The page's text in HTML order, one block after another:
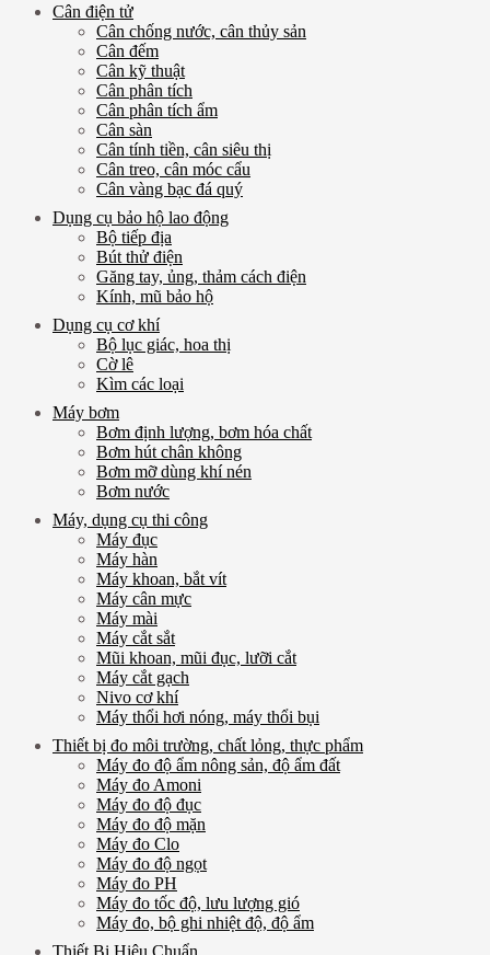
Cân điện tử
Cân chống nước, cân thủy sản
Cân đếm
Cân kỹ thuật
Cân phân tích
Cân phân tích ẩm
Cân sàn
Cân tính tiền, cân siêu thị
Cân treo, cân móc cẩu
Cân vàng bạc đá quý
Dụng cụ bảo hộ lao động
Bộ tiếp địa
Bút thử điện
Găng tay, ủng, thảm cách điện
Kính, mũ bảo hộ
Dụng cụ cơ khí
Bộ lục giác, hoa thị
Cờ lê
Kìm các loại
Máy bơm
Bơm định lượng, bơm hóa chất
Bơm hút chân không
Bơm mỡ dùng khí nén
Bơm nước
Máy, dụng cụ thi công
Máy đục
Máy hàn
Máy khoan, bắt vít
Máy cân mực
Máy mài
Máy cắt sắt
Mũi khoan, mũi đục, lưỡi cắt
Máy cắt gạch
Nivo cơ khí
Máy thổi hơi nóng, máy thổi bụi
Thiết bị đo môi trường, chất lỏng, thực phẩm
Máy đo độ ẩm nông sản, độ ẩm đất
Máy đo Amoni
Máy đo độ đục
Máy đo độ mặn
Máy đo Clo
Máy đo độ ngọt
Máy đo PH
Máy đo tốc độ, lưu lượng gió
Máy đo, bộ ghi nhiệt độ, độ ẩm
Thiết Bị Hiệu Chuẩn